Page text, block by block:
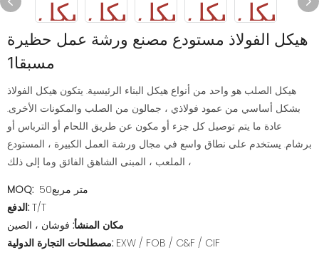
هيكل الفولاذ مستودع مصنع ورشة عمل حظيرة
مسبقا1
هيكل الصلب هو واحد من أنواع هيكل البناء الرئيسية. يتكون هيكل الفولاذ
بشكل أساسي من عمود فولاذي ، جمالون من الصلب والمكونات الأخرى.
عادة ما يتم توصيل كل جزء أو مكون عن طريق اللحام أو الترباس أو
برشام. يستخدم على نطاق واسع في مجال ورشة العمل الكبيرة ، المستودع
، الملعب ، المبنى الشاهق الفائق وما إلى ذلك
MOQ:
متر مربع50
الدفع: T/T
مكان المنشأ: فوشان ، الصين
مصطلحات التجارة الدولية: EXW / FOB / C&F / CIF